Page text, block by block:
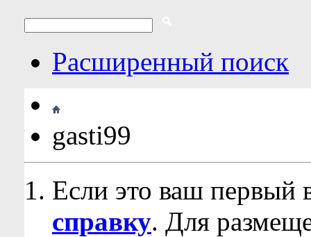
Расширенный поиск
gasti99
Если это ваш первый
справку. Для